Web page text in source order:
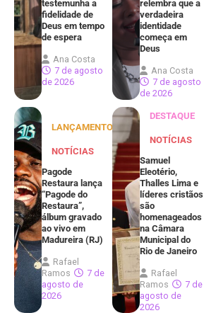
testemunha a
fidelidade de
Deus em tempo
de espera
Ana Costa
7 de agosto
de 2026
relembra que a
verdadeira
identidade
começa em
Deus
Ana Costa
7 de agosto
de 2026
LANÇAMENTOS
NOTÍCIAS
Pagode
Restaura lança
“Pagode do
Restaura”,
álbum gravado
ao vivo em
Madureira (RJ)
Rafael
Ramos
7 de
agosto de
2026
DESTAQUE
NOTÍCIAS
Samuel
Eleotério,
Thalles Lima e
líderes cristãos
são
homenageados
na Câmara
Municipal do
Rio de Janeiro
Rafael
Ramos
7 de
agosto de
2026